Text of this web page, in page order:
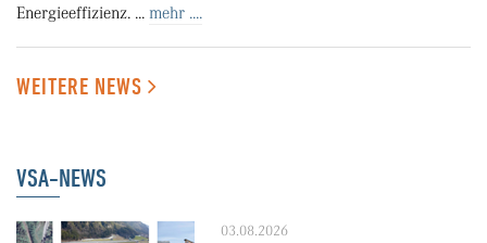
Energieeffizienz. ... mehr ....
WEITERE NEWS
VSA-NEWS
03.08.2026